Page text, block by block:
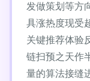
发做策划等方
具涨热度现受
关键推荐体验
链扫预之天作
量的算法接缝